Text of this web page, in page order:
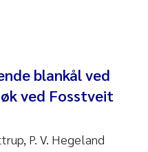
blankål ved
ved Fosstveit
P. V. Hegeland